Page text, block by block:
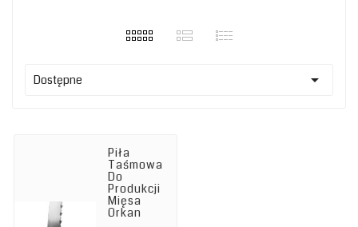
Dostępne 
Piła
Taśmowa
Do
Produkcji
Mięsa
Orkan